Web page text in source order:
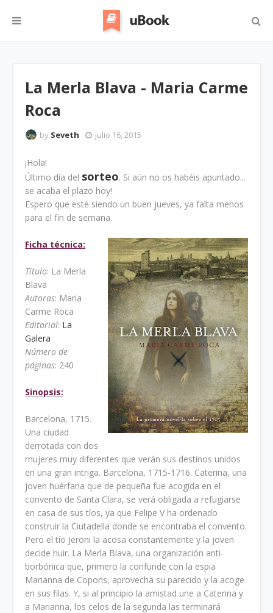
La Merla Blava - Maria Carme
Roca
by Seveth julio 16, 2015
¡Hola!
Último día del sorteo. Si aún no os habéis apuntado...
se acaba el plazo hoy!
Espero que esté siendo un buen jueves, ya falta menos
para el fin de semana.
Ficha técnica:
Título: La Merla
Blava
Autoras: Maria
Carme Roca
Editorial: La
Galera
Número de
páginas: 240
Sinopsis:
Barcelona, 1715.
Una ciudad
derrotada con dos
mujeres muy diferentes que verán sus destinos unidos
en una gran intriga. Barcelona, 1715-1716. Caterina, una
joven huérfana que de pequeña fue acogida en el
convento de Santa Clara, se verá obligada a refugiarse
en casa de sus tíos, ya que Felipe V ha ordenado
construir la Ciutadella donde se encontraba el convento.
Pero el tío Jeroni la acosa constantemente y la joven
decide huir. La Merla Blava, una organización anti-
borbónica que, primero la confunde con la espia
Marianna de Copons, aprovecha su parecido y la acoge
en sus filas. Y, si al principio la amistad une a Caterina y
a Marianna, los celos de la segunda las terminará